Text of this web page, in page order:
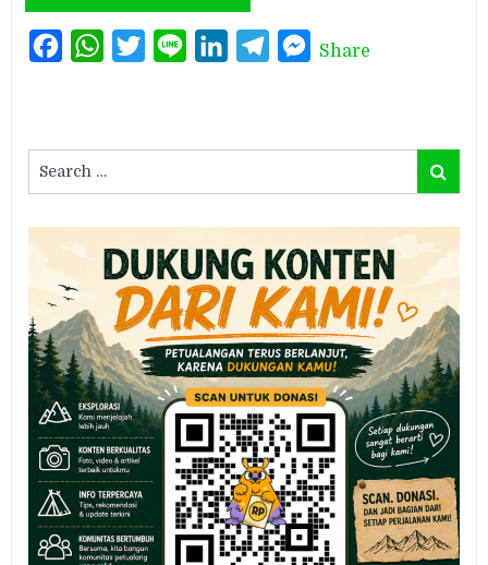
FacebookWhatsAppTwitterLine LinkedInTelegramMessenger
Share
for:
Search